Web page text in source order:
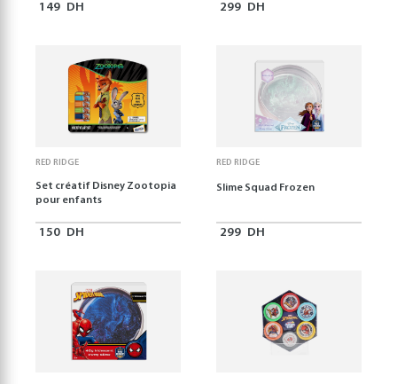
149 DH 299 DH
RED RIDGE
Set créatif Disney Zootopia
pour enfants
150 DH
RED RIDGE
Slime Squad Frozen
299 DH